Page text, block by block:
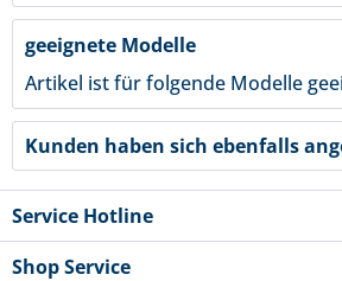
geeignete Modelle
Artikel ist für folgende Modelle
Kunden haben sich ebenfalls
Service Hotline
Shop Service